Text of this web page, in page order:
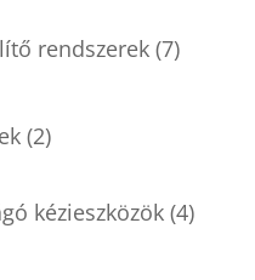
rendszerek (7)
(2)
kézieszközök (4)